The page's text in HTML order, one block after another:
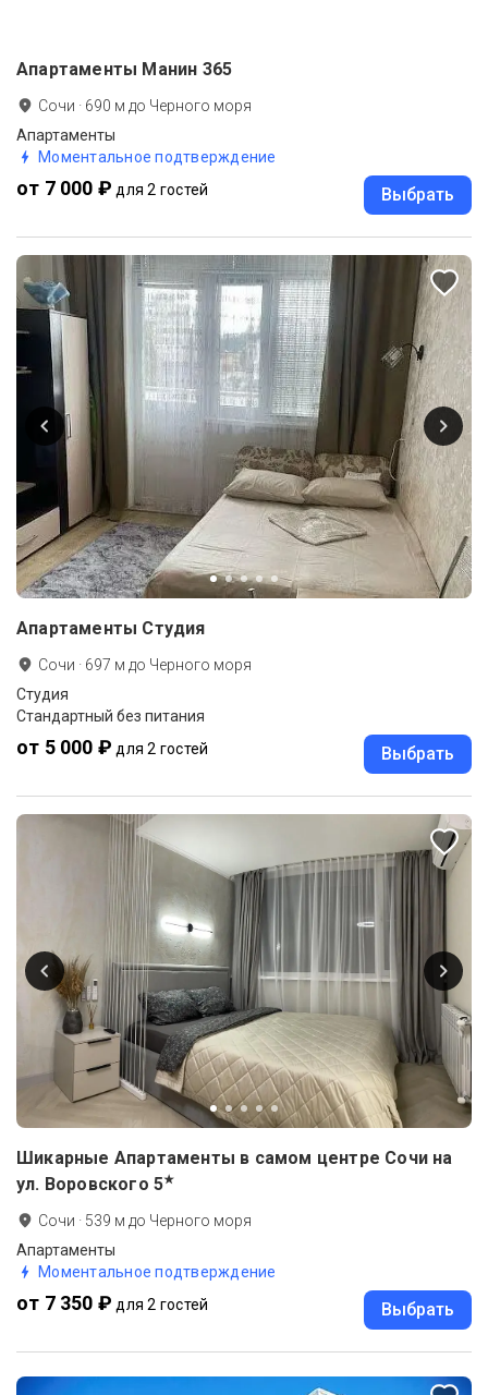
Апартаменты Манин 365
Сочи · 690 м до Черного моря
Апартаменты
Моментальное подтверждение
от 7 000 ₽ для 2 гостей Выбрать
Апартаменты Студия
Сочи · 697 м до Черного моря
Студия
Стандартный без питания
от 5 000 ₽ для 2 гостей Выбрать
Шикарные Апартаменты в самом центре Сочи на
ул. Воровского 5★
Сочи · 539 м до Черного моря
Апартаменты
Моментальное подтверждение
от 7 350 ₽ для 2 гостей Выбрать